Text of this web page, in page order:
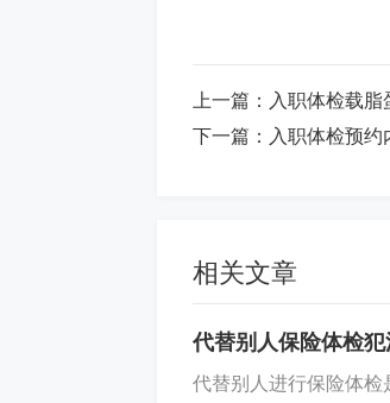
入职体检证件照是许
同时，如果有任何身
上一篇： 入职体检载脂
下一篇： 入职体检预约
相关文章
代替别人保险体检犯
代替别人进行保险体